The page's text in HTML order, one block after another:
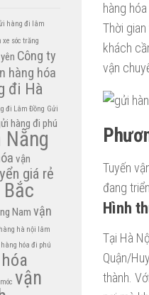
hàng
Thời
khách
vận
Tuyến
đang
Hình
Tại Hà
Quận/
thành.
hàng đi lâm
sóc trăng
Công ty
hàng hóa
đi Hà
đi Lâm Đồng Gửi
hàng đi phú
vận
giá rẻ
Nam vận
hà nội lâm
hóa đi phú
vận